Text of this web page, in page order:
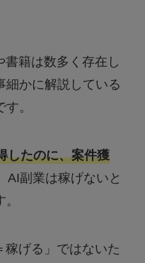
籍は数多く存在し
細かに解説している
。
したのに、案件獲
AI副業は稼げないと
稼げる」ではないた